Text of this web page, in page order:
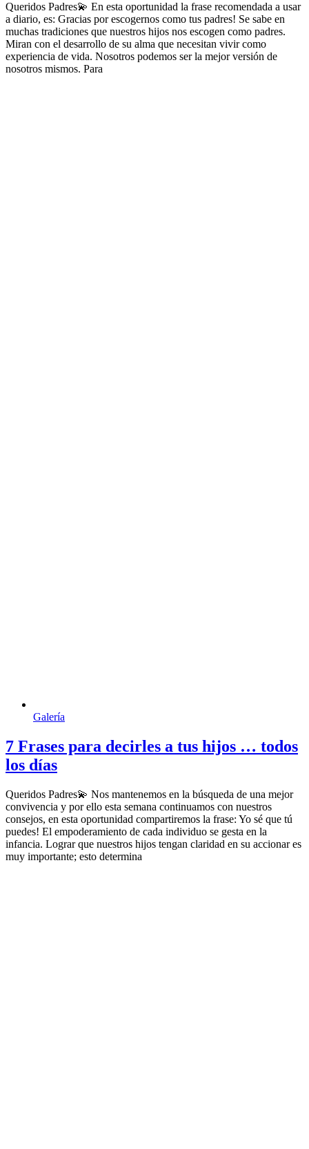
Queridos Padres💫 En esta oportunidad la frase recomendada a usar
a diario, es: Gracias por escogernos como tus padres! Se sabe en
muchas tradiciones que nuestros hijos nos escogen como padres.
Miran con el desarrollo de su alma que necesitan vivir como
experiencia de vida. Nosotros podemos ser la mejor versión de
nosotros mismos. Para
Galería
7 Frases para decirles a tus hijos … todos
los días
Queridos Padres💫 Nos mantenemos en la búsqueda de una mejor
convivencia y por ello esta semana continuamos con nuestros
consejos, en esta oportunidad compartiremos la frase: Yo sé que tú
puedes! El empoderamiento de cada individuo se gesta en la
infancia. Lograr que nuestros hijos tengan claridad en su accionar es
muy importante; esto determina